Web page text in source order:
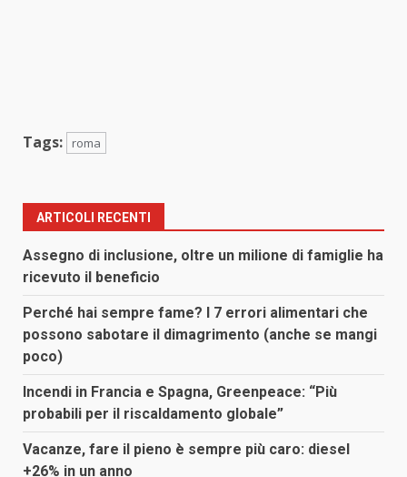
Tags: roma
ARTICOLI RECENTI
Assegno di inclusione, oltre un milione di famiglie ha
ricevuto il beneficio
Perché hai sempre fame? I 7 errori alimentari che
possono sabotare il dimagrimento (anche se mangi
poco)
Incendi in Francia e Spagna, Greenpeace: “Più
probabili per il riscaldamento globale”
Vacanze, fare il pieno è sempre più caro: diesel
+26% in un anno